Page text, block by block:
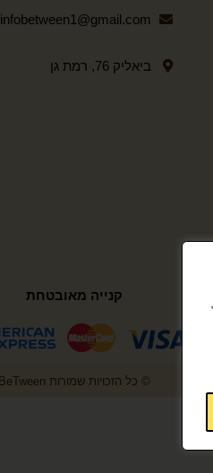
infobetween1@gmail.com
ביאליק 76, רמת גן
קנייה מאובטחת
© כל הזכויות שמורות BeTween